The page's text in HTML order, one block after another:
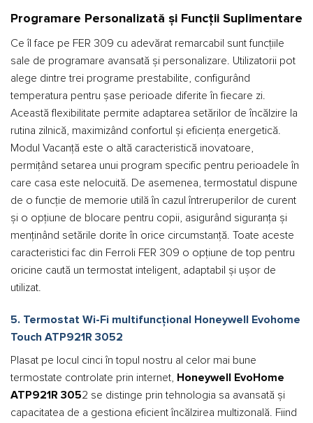
Programare Personalizată și Funcții Suplimentare
Ce îl face pe FER 309 cu adevărat remarcabil sunt funcțiile
sale de programare avansată și personalizare. Utilizatorii pot
alege dintre trei programe prestabilite, configurând
temperatura pentru șase perioade diferite în fiecare zi.
Această flexibilitate permite adaptarea setărilor de încălzire la
rutina zilnică, maximizând confortul și eficiența energetică.
Modul Vacanță este o altă caracteristică inovatoare,
permițând setarea unui program specific pentru perioadele în
care casa este nelocuită. De asemenea, termostatul dispune
de o funcție de memorie utilă în cazul întreruperilor de curent
și o opțiune de blocare pentru copii, asigurând siguranța și
menținând setările dorite în orice circumstanță. Toate aceste
caracteristici fac din Ferroli FER 309 o opțiune de top pentru
oricine caută un termostat inteligent, adaptabil și ușor de
utilizat.
5. Termostat Wi-Fi multifuncțional Honeywell Evohome
Touch ATP921R 3052
Plasat pe locul cinci în topul nostru al celor mai bune
termostate controlate prin internet, Honeywell EvoHome
ATP921R 3052 se distinge prin tehnologia sa avansată și
capacitatea de a gestiona eficient încălzirea multizonală. Fiind